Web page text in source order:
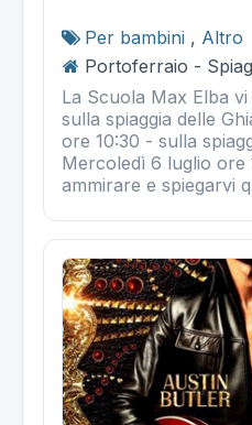
Per bambini , Altro
Portoferraio -
La Scuola Max Elba
sulla spiaggia delle
ore 10:30 - sulla
Mercoledì 6 luglio ore
ammirare e spiegarvi